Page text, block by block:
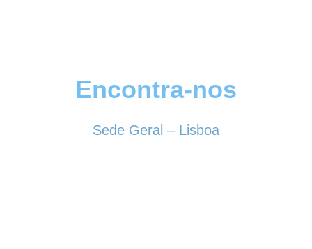
Encontra-nos
Sede Geral – Lisboa